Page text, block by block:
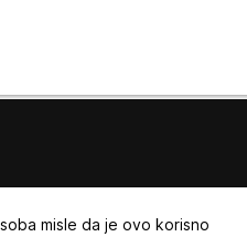
misle da je ovo korisno